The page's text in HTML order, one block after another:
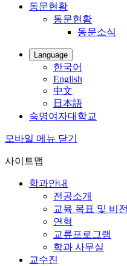
동문현황
동문현황
동문소식
Language
한국어
English
中文
日本語
숙명여자대학교
모바일 메뉴 닫기
사이트맵
학과안내
전공소개
교육 목표 및 비전
연혁
교류프로그램
학과 사무실
교수진